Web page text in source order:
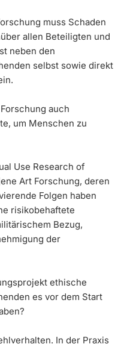
muss Schaden
allen Beteiligten und
neben den
selbst sowie direkt
auch
um Menschen zu
Use Research of
Art Forschung, deren
Folgen haben
risikobehaftete
Bezug,
der
ethische
es vor dem Start
In der Praxis